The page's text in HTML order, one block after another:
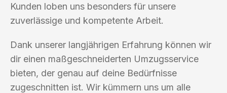
Kunden loben uns besonders für unsere
zuverlässige und kompetente Arbeit.
Dank unserer langjährigen Erfahrung können wir
dir einen maßgeschneiderten Umzugsservice
bieten, der genau auf deine Bedürfnisse
zugeschnitten ist. Wir kümmern uns um alle